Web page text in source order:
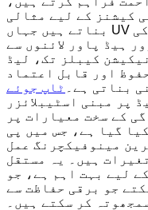
کیشنز کے لیے مثالی
بناتے ہیں جہاں UV شعاعوں، نمی اور درجہ حرارت کی
ہیڈ پاور لائنوں سے
کیبلز تک، لیڈ
اور قابل اعتماد
بناتی ہے۔
ٹاپ جوئے
پر مبنی اسٹیبلائزر
کے سخت معیارات پر
گیا ہے، جس میں پی
مینوفیکچرنگ عمل
ہیں۔ یہ مستقل
لیے بہت اہم ہے، جو
جو برقی حفاظت سے
کر سکتے ہیں۔